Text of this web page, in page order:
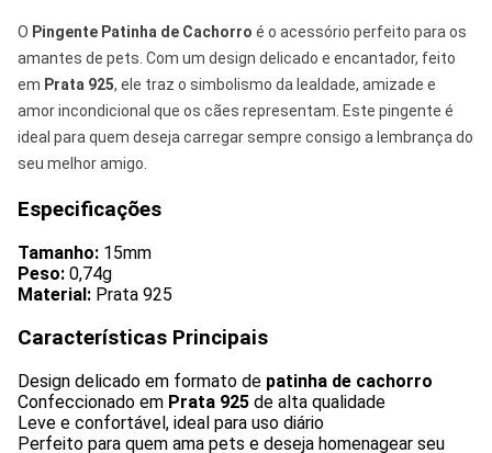
O Pingente Patinha de Cachorro é o acessório perfeito para os
amantes de pets. Com um design delicado e encantador, feito
em Prata 925, ele traz o simbolismo da lealdade, amizade e
amor incondicional que os cães representam. Este pingente é
ideal para quem deseja carregar sempre consigo a lembrança do
seu melhor amigo.
Especificações
Tamanho: 15mm
Peso: 0,74g
Material: Prata 925
Características Principais
Design delicado em formato de patinha de cachorro
Confeccionado em Prata 925 de alta qualidade
Leve e confortável, ideal para uso diário
Perfeito para quem ama pets e deseja homenagear seu